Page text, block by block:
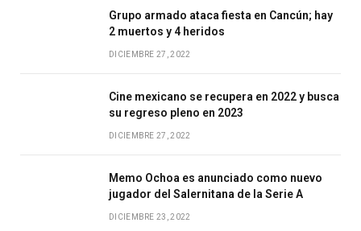
Grupo armado ataca fiesta en Cancún; hay
2 muertos y 4 heridos
DICIEMBRE 27, 2022
Cine mexicano se recupera en 2022 y busca
su regreso pleno en 2023
DICIEMBRE 27, 2022
Memo Ochoa es anunciado como nuevo
jugador del Salernitana de la Serie A
DICIEMBRE 23, 2022